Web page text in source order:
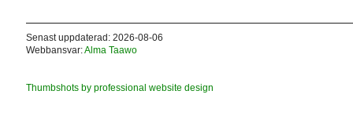
Senast uppdaterad: 2026-08-06
Webbansvar:Alma Taawo
Thumbshots by professional website design